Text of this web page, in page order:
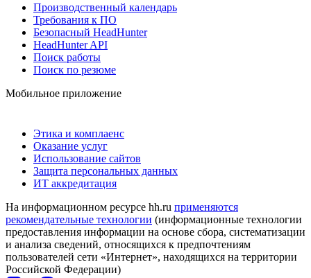
Производственный календарь
Требования к ПО
Безопасный HeadHunter
HeadHunter API
Поиск работы
Поиск по резюме
Мобильное приложение
Этика и комплаенс
Оказание услуг
Использование сайтов
Защита персональных данных
ИТ аккредитация
На информационном ресурсе hh.ru применяются
рекомендательные технологии (информационные технологии
предоставления информации на основе сбора, систематизации
и анализа сведений, относящихся к предпочтениям
пользователей сети «Интернет», находящихся на территории
Российской Федерации)